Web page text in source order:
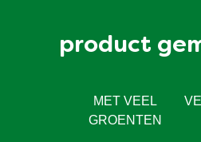
product
MET VEEL
GROENTEN